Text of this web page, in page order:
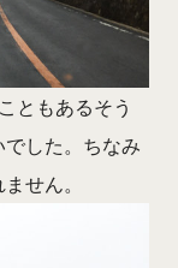
ともあるそう
した。ちなみ
せん。